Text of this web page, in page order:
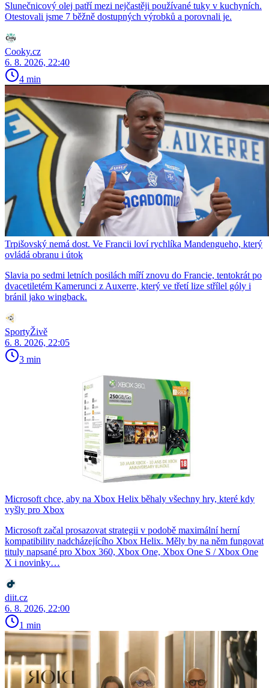
Slunečnicový olej patří mezi nejčastěji používané tuky v kuchyních.
Otestovali jsme 7 běžně dostupných výrobků a porovnali je.
Cooky.cz
6. 8. 2026, 22:40
4 min
Trpišovský nemá dost. Ve Francii loví rychlíka Mandengueho, který
ovládá obranu i útok
Slavia po sedmi letních posilách míří znovu do Francie, tentokrát po
dvacetiletém Kamerunci z Auxerre, který ve třetí lize střílel góly i
bránil jako wingback.
SportyŽivě
6. 8. 2026, 22:05
3 min
Microsoft chce, aby na Xbox Helix běhaly všechny hry, které kdy
vyšly pro Xbox
Microsoft začal prosazovat strategii v podobě maximální herní
kompatibility nadcházejícího Xbox Helix. Měly by na něm fungovat
tituly napsané pro Xbox 360, Xbox One, Xbox One S / Xbox One
X i novinky…
diit.cz
6. 8. 2026, 22:00
1 min